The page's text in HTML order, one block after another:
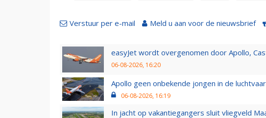
Verstuur per e-mail Meld u aan voor de nieuwsbrief
easyJet wordt overgenomen door Apollo,
06-08-2026, 16:20
Apollo geen onbekende jongen in de
06-08-2026, 16:19
In jacht op vakantiegangers sluit vliegveld